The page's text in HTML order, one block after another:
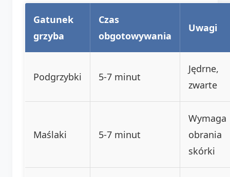
Gatunek
grzyba
Czas
obgotowywania
Uwagi
Podgrzybki 5-7 minut
Jędrne,
zwarte
Maślaki 5-7 minut
Wymaga
obrania
skórki